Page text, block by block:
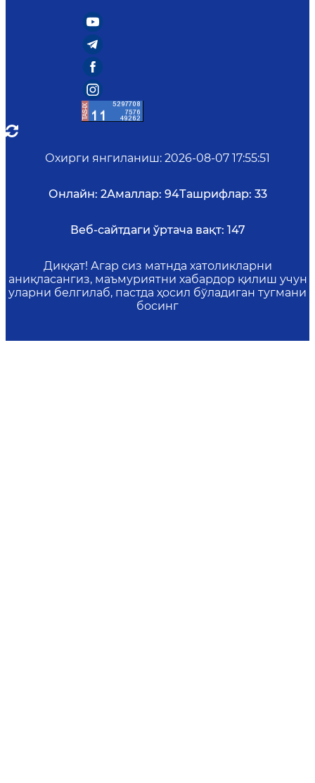
Охирги янгиланиш: 2026-08-07 17:55:51
Онлайн: 2Амаллар: 94Ташрифлар: 33
Веб-сайтдаги ўртача вақт: 147
Диққат! Агар сиз матнда хатоликларни
аниқласангиз, маъмуриятни хабардор қилиш учун
уларни белгилаб, пастда ҳосил бўладиган тугмани
босинг